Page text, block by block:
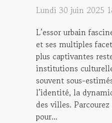
Lundi 30 juin 2025
L’essor urbain
et ses multiples
plus captivantes
institutions
souvent sous-
l’identité, la
des villes.
pour...